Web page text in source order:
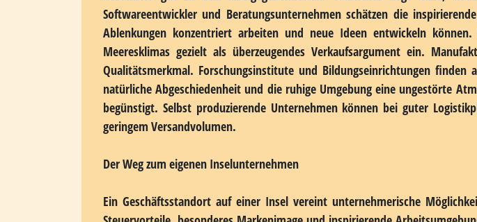
Trotz aller Vorteile bringt ein Inselstandort spezifische
häufig eingeschränkt, und die Abhängigkeit von Fährverbindungen oder
professionelle digitale Präsenz, die geografische Distanzen
Inselcharakter unterstreicht und gleichzeitig seriös wirkt. Eine
ermöglicht globale Geschäftsbeziehungen. Moderne
problemlos möglich, sodass ein Inselstandort kein Hindernis für
Für welche Geschäftsmodelle sich ein Inselstandort besonders eignet
Nicht jedes Unternehmen zieht den gleichen Nutzen aus einem Firmensitz
besonders gut zu den Inselgegebenheiten. Tourismus liegt nahe,